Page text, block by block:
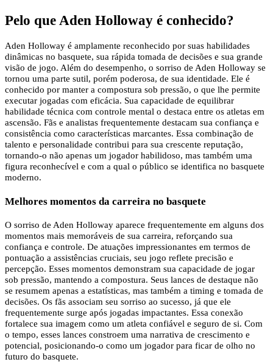
Pelo que Aden Holloway é conhecido?
Aden Holloway é amplamente reconhecido por suas habilidades
dinâmicas no basquete, sua rápida tomada de decisões e sua grande
visão de jogo. Além do desempenho, o sorriso de Aden Holloway se
tornou uma parte sutil, porém poderosa, de sua identidade. Ele é
conhecido por manter a compostura sob pressão, o que lhe permite
executar jogadas com eficácia. Sua capacidade de equilibrar
habilidade técnica com controle mental o destaca entre os atletas em
ascensão. Fãs e analistas frequentemente destacam sua confiança e
consistência como características marcantes. Essa combinação de
talento e personalidade contribui para sua crescente reputação,
tornando-o não apenas um jogador habilidoso, mas também uma
figura reconhecível e com a qual o público se identifica no basquete
moderno.
Melhores momentos da carreira no basquete
O sorriso de Aden Holloway aparece frequentemente em alguns dos
momentos mais memoráveis ​​de sua carreira, reforçando sua
confiança e controle. De atuações impressionantes em termos de
pontuação a assistências cruciais, seu jogo reflete precisão e
percepção. Esses momentos demonstram sua capacidade de jogar
sob pressão, mantendo a compostura. Seus lances de destaque não
se resumem apenas a estatísticas, mas também a timing e tomada de
decisões. Os fãs associam seu sorriso ao sucesso, já que ele
frequentemente surge após jogadas impactantes. Essa conexão
fortalece sua imagem como um atleta confiável e seguro de si. Com
o tempo, esses lances constroem uma narrativa de crescimento e
potencial, posicionando-o como um jogador para ficar de olho no
futuro do basquete.